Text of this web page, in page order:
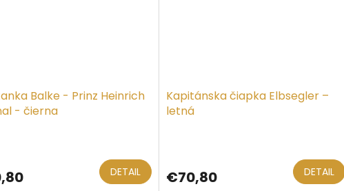
Balke - Prinz Heinrich
- čierna
DETAIL
Kapitánska čiapka Elbsegler –
letná
€70,80 DETAIL